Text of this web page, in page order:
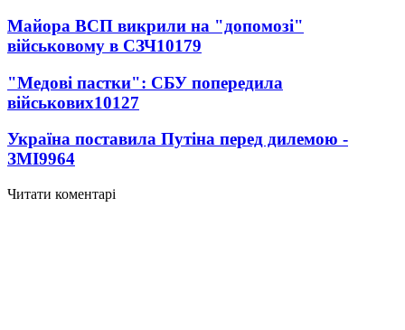
Майора ВСП викрили на "допомозі"
військовому в СЗЧ10179
"Медові пастки": СБУ попередила
військових10127
Україна поставила Путіна перед дилемою -
ЗМІ9964
Читати коментарі